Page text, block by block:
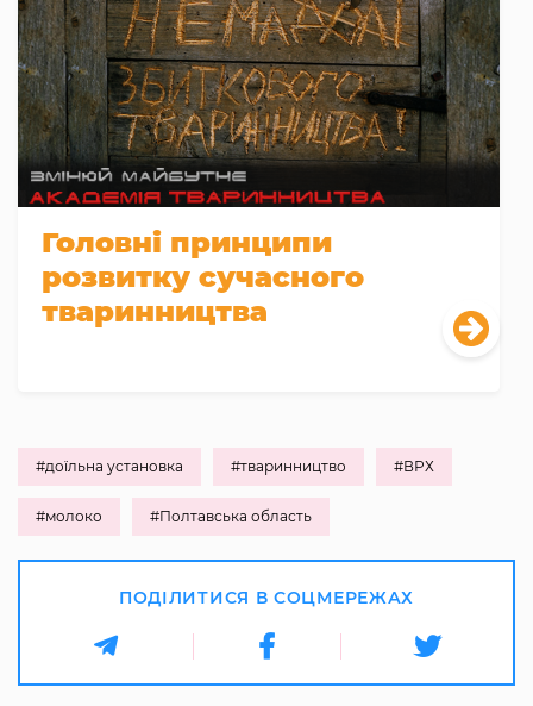
Головні принципи
розвитку сучасного
тваринництва
#доїльна установка #тваринництво #ВРХ
#молоко #Полтавська область
ПОДІЛИТИСЯ В СОЦМЕРЕЖАХ